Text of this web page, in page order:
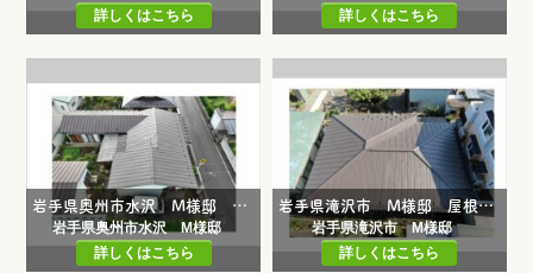
詳しくはこちら
詳しくはこちら
岩手県奥州市水沢 M様邸 屋根葺き替え工事・雨樋交換工事
岩手県奥州市水沢 M様邸
詳しくはこちら
岩手県滝沢市 M様邸 屋根葺き替え工事
岩手県滝沢市 M様邸
詳しくはこちら